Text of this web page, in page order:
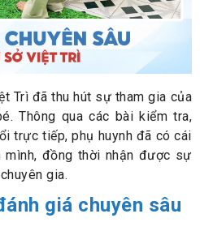
Trì đã thu hút sự tham gia của
Thông qua các bài kiểm tra,
trực tiếp, phụ huynh đã có cái
mình, đồng thời nhận được sự
gia.
giá chuyên sâu